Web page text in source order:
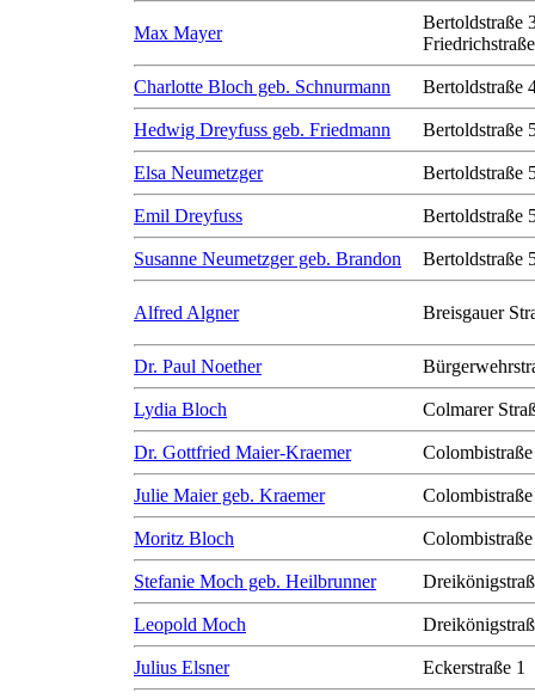
Max Mayer
Bertoldstraße
Charlotte Bloch geb. Schnurmann Bertoldstraße
Hedwig Dreyfuss geb. Friedmann Bertoldstraße
Elsa Neumetzger Bertoldstraße
Emil Dreyfuss Bertoldstraße
Susanne Neumetzger geb. Brandon Bertoldstraße
Alfred Algner Breisgauer
Dr. Paul Noether
Lydia Bloch Colmarer
Dr. Gottfried Maier-Kraemer
Julie Maier geb. Kraemer
Moritz Bloch
Stefanie Moch geb. Heilbrunner
Leopold Moch
Julius Elsner Eckerstraße 1